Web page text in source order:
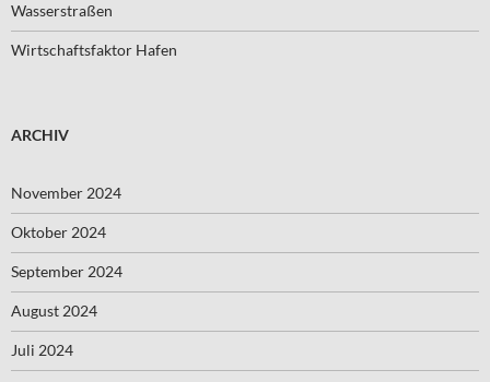
Wasserstraßen
Wirtschaftsfaktor Hafen
ARCHIV
November 2024
Oktober 2024
September 2024
August 2024
Juli 2024